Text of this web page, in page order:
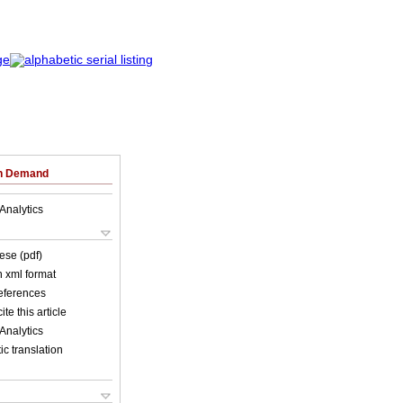
Demand
(pdf)
xml format
this article
translation